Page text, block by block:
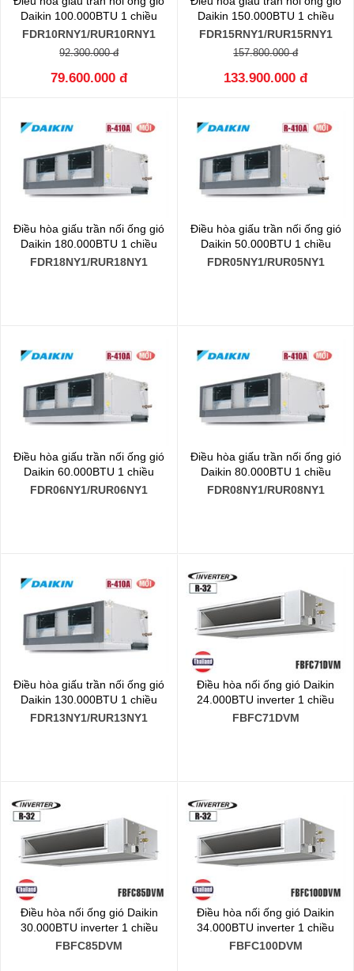
Daikin 100.000BTU 1 chiều
FDR10RNY1/RUR10RNY1
92.300.000 đ
79.600.000 đ
Daikin 150.000BTU 1 chiều
FDR15RNY1/RUR15RNY1
157.800.000 đ
133.900.000 đ
Điều hòa giấu trần nối ống gió
Daikin 180.000BTU 1 chiều
FDR18NY1/RUR18NY1
Điều hòa giấu trần nối ống gió
Daikin 50.000BTU 1 chiều
FDR05NY1/RUR05NY1
Điều hòa giấu trần nối ống gió
Daikin 60.000BTU 1 chiều
FDR06NY1/RUR06NY1
Điều hòa giấu trần nối ống gió
Daikin 80.000BTU 1 chiều
FDR08NY1/RUR08NY1
Điều hòa giấu trần nối ống gió
Daikin 130.000BTU 1 chiều
FDR13NY1/RUR13NY1
Điều hòa nối ống gió Daikin
24.000BTU inverter 1 chiều
FBFC71DVM
Điều hòa nối ống gió Daikin
30.000BTU inverter 1 chiều
FBFC85DVM
Điều hòa nối ống gió Daikin
34.000BTU inverter 1 chiều
FBFC100DVM